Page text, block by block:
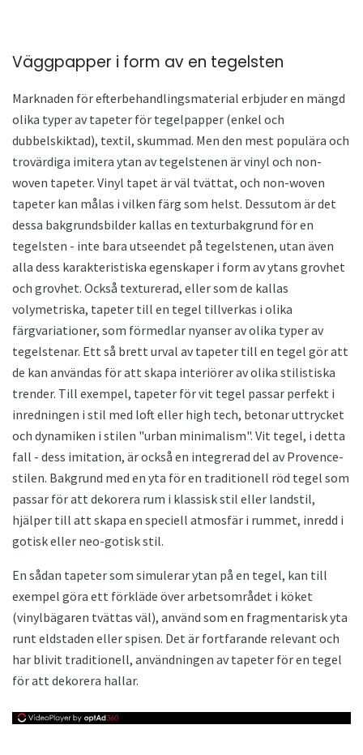
Väggpapper i form av en tegelsten
Marknaden för efterbehandlingsmaterial erbjuder en mängd
olika typer av tapeter för tegelpapper (enkel och
dubbelskiktad), textil, skummad. Men den mest populära och
trovärdiga imitera ytan av tegelstenen är vinyl och non-
woven tapeter. Vinyl tapet är väl tvättat, och non-woven
tapeter kan målas i vilken färg som helst. Dessutom är det
dessa bakgrundsbilder kallas en texturbakgrund för en
tegelsten - inte bara utseendet på tegelstenen, utan även
alla dess karakteristiska egenskaper i form av ytans grovhet
och grovhet. Också texturerad, eller som de kallas
volymetriska, tapeter till en tegel tillverkas i olika
färgvariationer, som förmedlar nyanser av olika typer av
tegelstenar. Ett så brett urval av tapeter till en tegel gör att
de kan användas för att skapa interiörer av olika stilistiska
trender. Till exempel, tapeter för vit tegel passar perfekt i
inredningen i stil med loft eller high tech, betonar uttrycket
och dynamiken i stilen "urban minimalism". Vit tegel, i detta
fall - dess imitation, är också en integrerad del av Provence-
stilen. Bakgrund med en yta för en traditionell röd tegel som
passar för att dekorera rum i klassisk stil eller landstil,
hjälper till att skapa en speciell atmosfär i rummet, inredd i
gotisk eller neo-gotisk stil.
En sådan tapeter som simulerar ytan på en tegel, kan till
exempel göra ett förkläde över arbetsområdet i köket
(vinylbägaren tvättas väl), använd som en fragmentarisk yta
runt eldstaden eller spisen. Det är fortfarande relevant och
har blivit traditionell, användningen av tapeter för en tegel
för att dekorera hallar.